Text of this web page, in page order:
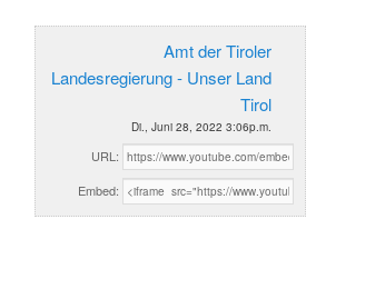
Amt der Tiroler
Landesregierung - Unser Land
Tirol
Di., Juni 28, 2022 3:06p.m.
URL:
Embed: